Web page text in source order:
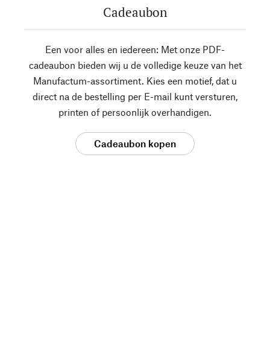
Cadeaubon
Een voor alles en iedereen: Met onze PDF-
cadeaubon bieden wij u de volledige keuze van het
Manufactum-assortiment. Kies een motief, dat u
direct na de bestelling per E-mail kunt versturen,
printen of persoonlijk overhandigen.
Cadeaubon kopen